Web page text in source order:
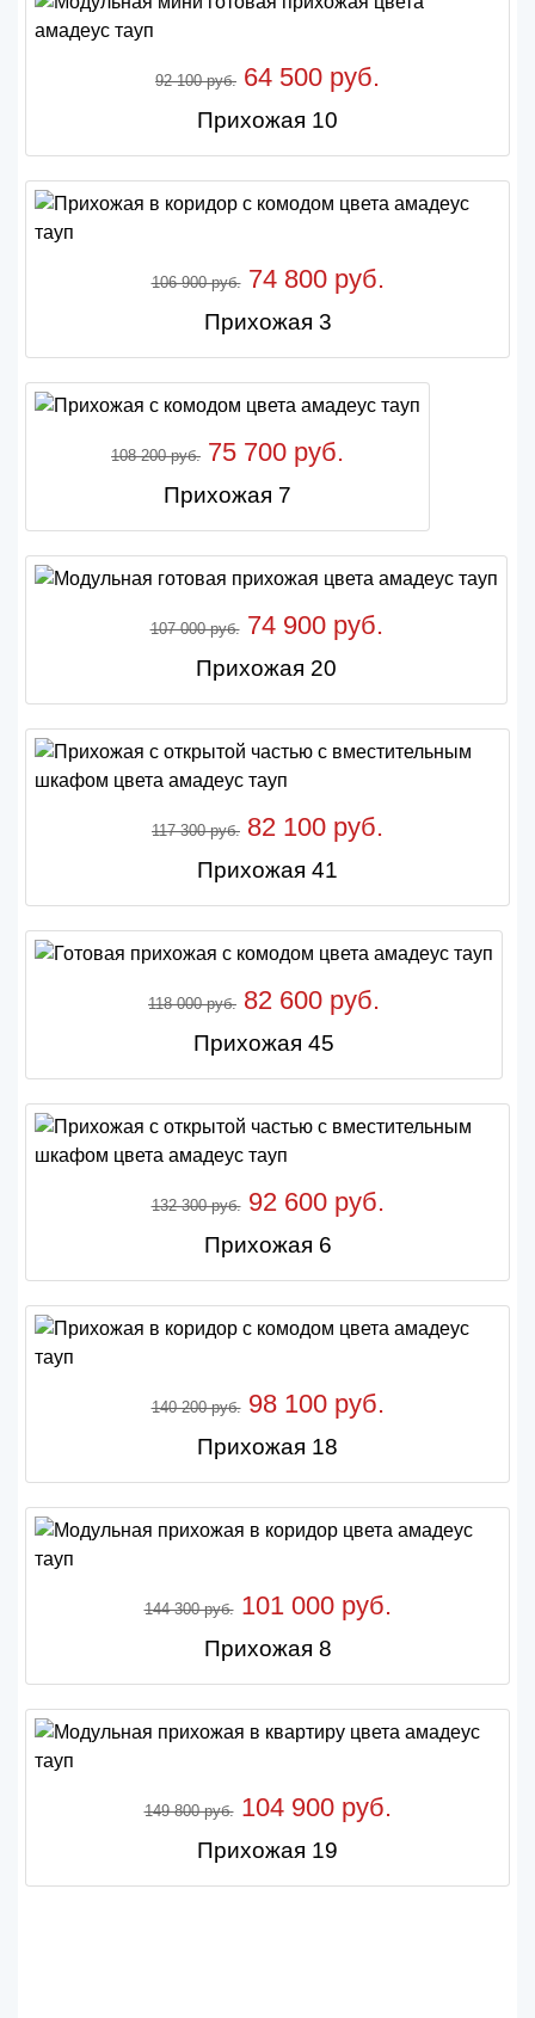
92 100 руб. 64 500 руб.
Прихожая 10
106 900 руб.74 800 руб.
Прихожая 3
108 200 руб. 75 700 руб.
Прихожая 7
107 000 руб.74 900 руб.
Прихожая 20
117 300 руб. 82 100 руб.
Прихожая 41
118 000 руб. 82 600 руб.
Прихожая 45
132 300 руб.92 600 руб.
Прихожая 6
140 200 руб.98 100 руб.
Прихожая 18
144 300 руб.101 000 руб.
Прихожая 8
149 800 руб.104 900 руб.
Прихожая 19